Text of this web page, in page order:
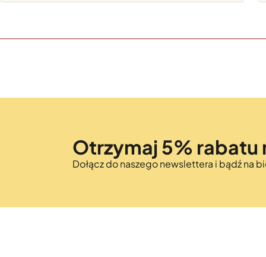
Otrzymaj 5% rabatu
Dołącz do naszego newslettera i bądź na